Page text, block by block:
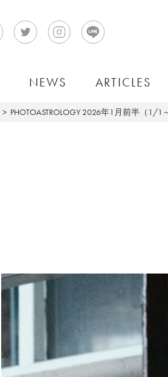
NEWS ARTICLES
PHOTOASTROLOGY 2026年1月前半（1/1